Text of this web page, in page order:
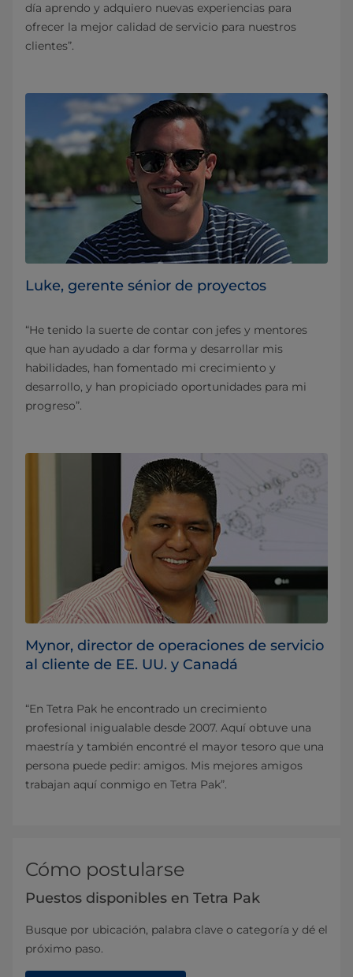
día aprendo y adquiero nuevas experiencias para
ofrecer la mejor calidad de servicio para nuestros
clientes”.
Luke, gerente sénior de proyectos
“He tenido la suerte de contar con jefes y mentores
que han ayudado a dar forma y desarrollar mis
habilidades, han fomentado mi crecimiento y
desarrollo, y han propiciado oportunidades para mi
progreso”.
Mynor, director de operaciones de servicio
al cliente de EE. UU. y Canadá
“En Tetra Pak he encontrado un crecimiento
profesional inigualable desde 2007. Aquí obtuve una
maestría y también encontré el mayor tesoro que una
persona puede pedir: amigos. Mis mejores amigos
trabajan aquí conmigo en Tetra Pak”.
Cómo postularse
Puestos disponibles en Tetra Pak
Busque por ubicación, palabra clave o categoría y dé el
próximo paso.